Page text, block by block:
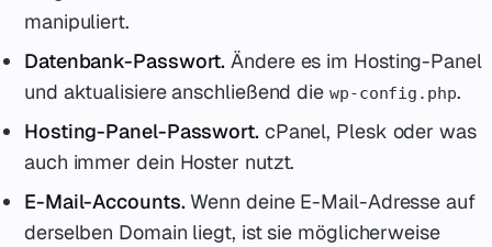
manipuliert.
Datenbank-Passwort. Ändere es im Hosting-Panel
und aktualisiere anschließend die wp-config.php.
Hosting-Panel-Passwort. cPanel, Plesk oder was
auch immer dein Hoster nutzt.
E-Mail-Accounts. Wenn deine E-Mail-Adresse auf
derselben Domain liegt, ist sie möglicherweise